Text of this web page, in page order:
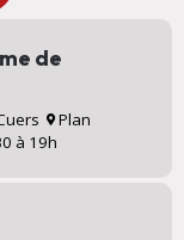
de
Plan
à 19h